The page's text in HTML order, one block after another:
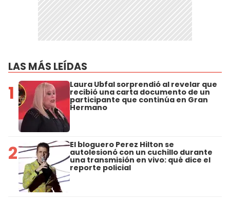
LAS MÁS LEÍDAS
1 Laura Ubfal sorprendió al revelar que
recibió una carta documento de un
participante que continúa en Gran
Hermano
2 El bloguero Perez Hilton se
autolesionó con un cuchillo durante
una transmisión en vivo: qué dice el
reporte policial